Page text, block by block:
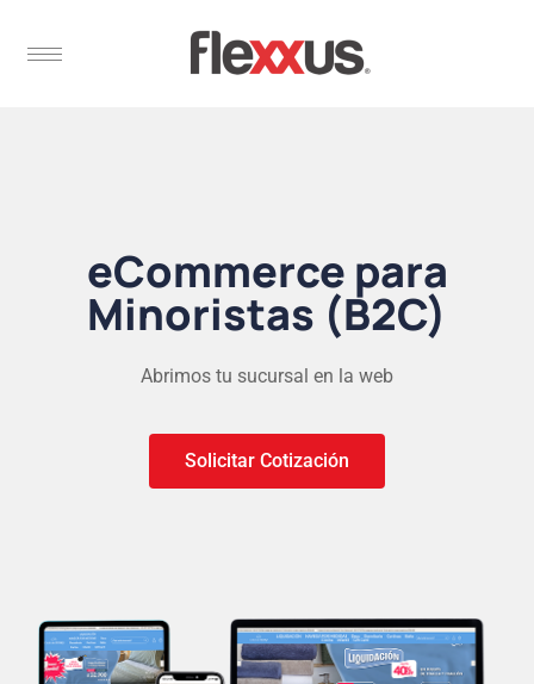
eCommerce para
Minoristas (B2C)
Abrimos tu sucursal en la web
Solicitar Cotización